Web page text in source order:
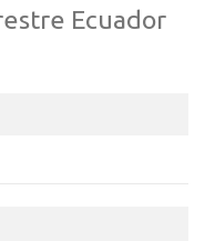
Ecuador